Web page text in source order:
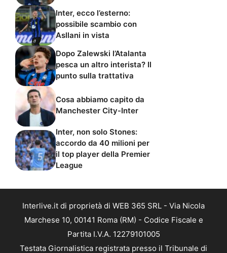
Inter, ecco l’esterno:
possibile scambio con
Asllani in vista
Dopo Zalewski l’Atalanta
pesca un altro interista? Il
punto sulla trattativa
Cosa abbiamo capito da
Manchester City-Inter
Inter, non solo Stones:
accordo da 40 milioni per
il top player della Premier
League
Interlive.it di proprietà di WEB 365 SRL - Via Nicola
Marchese 10, 00141 Roma (RM) - Codice Fiscale e
Partita I.V.A. 12279101005
Testata Giornalistica registrata presso il Tribunale di